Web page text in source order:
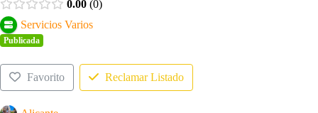
0.00 0
Servicios Varios
Publicada
Favorito Reclamar Listado